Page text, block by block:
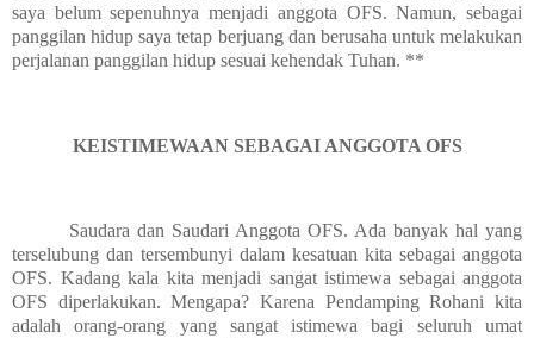
saya belum sepenuhnya menjadi anggota OFS. Namun, sebagai
panggilan hidup saya tetap berjuang dan berusaha untuk melakukan
perjalanan panggilan hidup sesuai kehendak Tuhan. **
KEISTIMEWAAN SEBAGAI ANGGOTA OFS
Saudara dan Saudari Anggota OFS. Ada banyak hal yang
terselubung dan tersembunyi dalam kesatuan kita sebagai anggota
OFS. Kadang kala kita menjadi sangat istimewa sebagai anggota
OFS diperlakukan. Mengapa? Karena Pendamping Rohani kita
adalah orang-orang yang sangat istimewa bagi seluruh umat